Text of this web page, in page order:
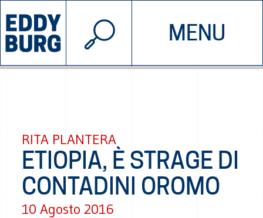
MENU
INIZIATIVE CHI SIAMO
© 2026 EDDYBURG
RITA PLANTERA
ETIOPIA, È STRAGE DI
CONTADINI OROMO
10 Agosto 2016